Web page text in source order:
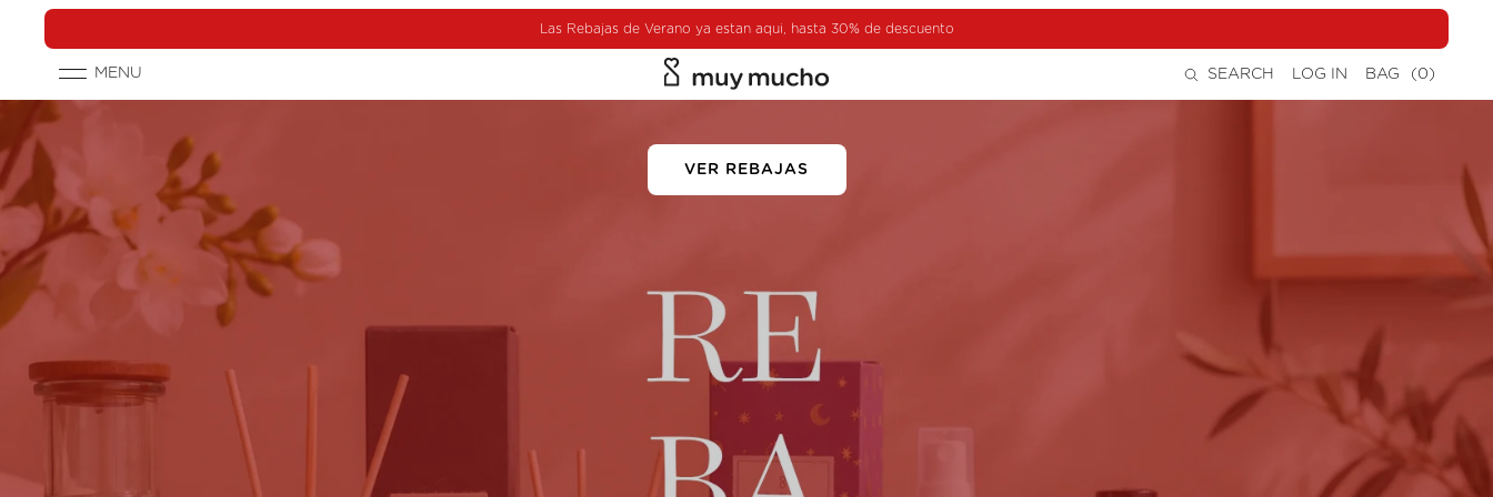
directly
content
Las Rebajas de Verano ya estan aqui, hasta 30% de descuento
MENU muy mucho SEARCH LOG IN BAG (0)
items
VER REBAJAS